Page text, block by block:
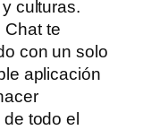
culturas.
Chat te
con un solo
aplicación
todo el